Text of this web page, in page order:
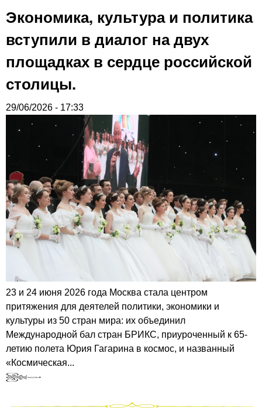
Экономика, культура и политика
вступили в диалог на двух
площадках в сердце российской
столицы.
29/06/2026 - 17:33
23 и 24 июня 2026 года Москва стала центром
притяжения для деятелей политики, экономики и
культуры из 50 стран мира: их объединил
Международной бал стран БРИКС, приуроченный к 65-
летию полета Юрия Гагарина в космос, и названный
«Космическая...